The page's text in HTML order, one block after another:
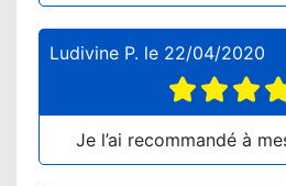
Ludivine P. le 22/04/2020
Je l’ai recommandé à